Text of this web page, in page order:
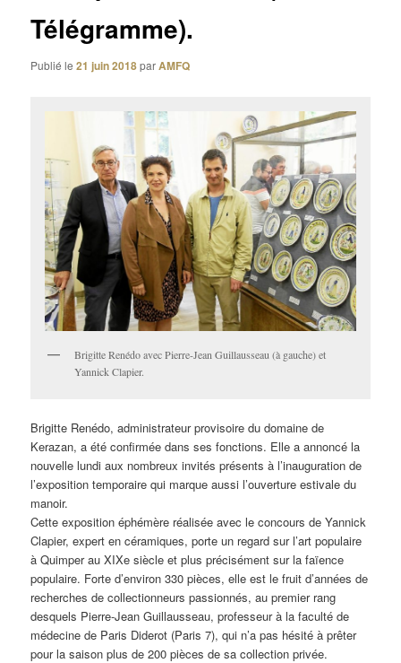
Télégramme).
Publié le21 juin 2018parAMFQ
Brigitte Renédo avec Pierre-Jean Guillausseau (à gauche) et
Yannick Clapier.
Brigitte Renédo, administrateur provisoire du domaine de
Kerazan, a été confirmée dans ses fonctions. Elle a annoncé la
nouvelle lundi aux nombreux invités présents à l’inauguration de
l’exposition temporaire qui marque aussi l’ouverture estivale du
manoir.
Cette exposition éphémère réalisée avec le concours de Yannick
Clapier, expert en céramiques, porte un regard sur l’art populaire
à Quimper au XIXe siècle et plus précisément sur la faïence
populaire. Forte d’environ 330 pièces, elle est le fruit d’années de
recherches de collectionneurs passionnés, au premier rang
desquels Pierre-Jean Guillausseau, professeur à la faculté de
médecine de Paris Diderot (Paris 7), qui n’a pas hésité à prêter
pour la saison plus de 200 pièces de sa collection privée.